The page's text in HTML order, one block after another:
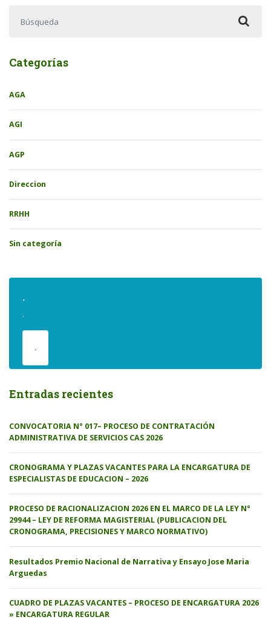
Categorías
AGA
AGI
AGP
Direccion
RRHH
Sin categoría
.
.
.
Entradas recientes
CONVOCATORIA N° 017– PROCESO DE CONTRATACIÓN
ADMINISTRATIVA DE SERVICIOS CAS 2026
CRONOGRAMA Y PLAZAS VACANTES PARA LA ENCARGATURA DE
ESPECIALISTAS DE EDUCACION – 2026
PROCESO DE RACIONALIZACION 2026 EN EL MARCO DE LA LEY N°
29944 – LEY DE REFORMA MAGISTERIAL (PUBLICACION DEL
CRONOGRAMA, PRECISIONES Y MARCO NORMATIVO)
Resultados Premio Nacional de Narrativa y Ensayo Jose Maria
Arguedas
CUADRO DE PLAZAS VACANTES – PROCESO DE ENCARGATURA 2026
» ENCARGATURA REGULAR